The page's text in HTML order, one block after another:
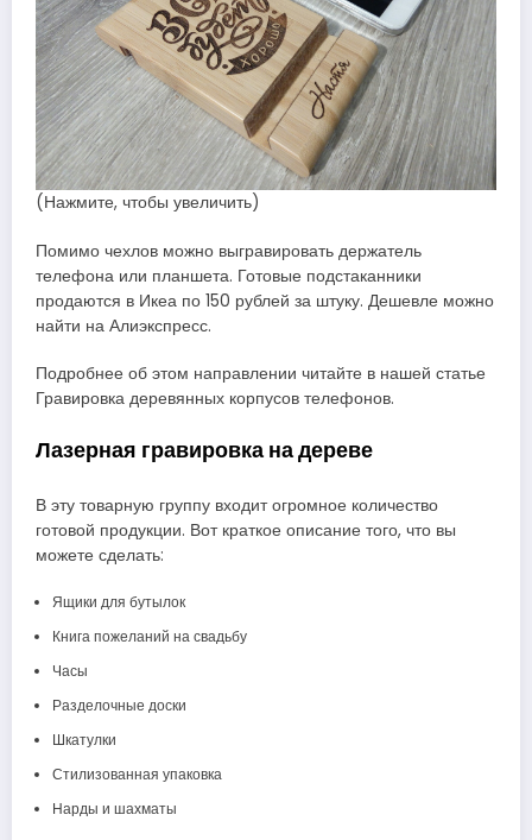
(Нажмите, чтобы увеличить)
Помимо чехлов можно выгравировать держатель
телефона или планшета. Готовые подстаканники
продаются в Икеа по 150 рублей за штуку. Дешевле можно
найти на Алиэкспресс.
Подробнее об этом направлении читайте в нашей статье
Гравировка деревянных корпусов телефонов.
Лазерная гравировка на дереве
В эту товарную группу входит огромное количество
готовой продукции. Вот краткое описание того, что вы
можете сделать:
Ящики для бутылок
Книга пожеланий на свадьбу
Часы
Разделочные доски
Шкатулки
Стилизованная упаковка
Нарды и шахматы